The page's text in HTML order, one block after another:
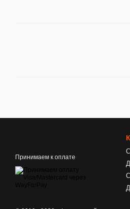
Принимаем к оплате